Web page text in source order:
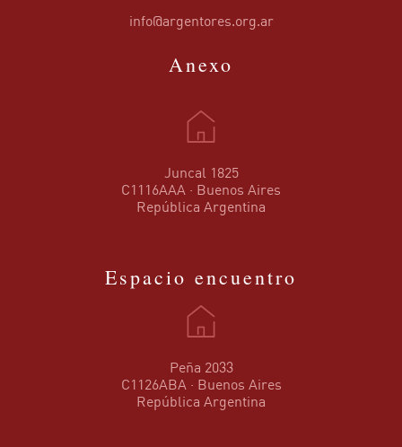
info@argentores.org.ar
Anexo
Juncal 1825
C1116AAA · Buenos Aires
República Argentina
Espacio encuentro
Peña 2033
C1126ABA · Buenos Aires
República Argentina